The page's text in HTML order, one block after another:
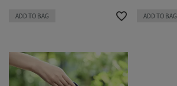
ADD TO BAG ADD TO BAG